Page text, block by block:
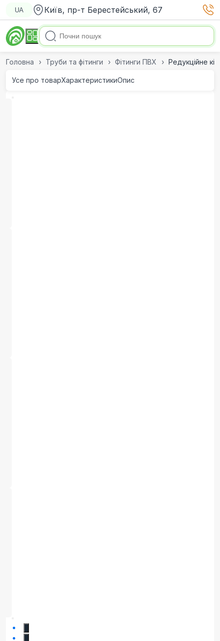
UA Київ, пр-т Берестейський, 67
Головна Труби та фітинги Фітинги ПВХ Редукційне
Усе про товарХарактеристикиОпис